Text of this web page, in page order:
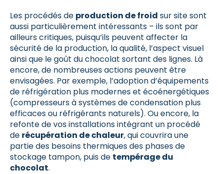
Les procédés de production de froid sur site sont
aussi particulièrement intéressants – ils sont par
ailleurs critiques, puisqu’ils peuvent affecter la
sécurité de la production, la qualité, l’aspect visuel
ainsi que le goût du chocolat sortant des lignes. Là
encore, de nombreuses actions peuvent être
envisagées. Par exemple, l’adoption d’équipements
de réfrigération plus modernes et écoénergétiques
(compresseurs à systèmes de condensation plus
efficaces ou réfrigérants naturels). Ou encore, la
refonte de vos installations intégrant un procédé
de récupération de chaleur, qui couvrira une
partie des besoins thermiques des phases de
stockage tampon, puis de tempérage du
chocolat.